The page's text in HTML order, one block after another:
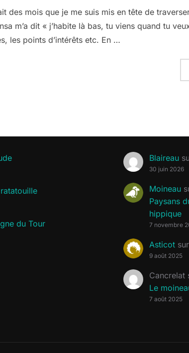
des mois que je me suis mis en tête de
m’a dit « j’habite là bas, tu viens quand tu
les points d’intérêts etc. En …
du Tour
Blaireau
30 juin 2026
Moineau
Paysans
hippique
7 novembre
Asticot sur
9 août 2025
Cancrelat
Le
7 août 2025